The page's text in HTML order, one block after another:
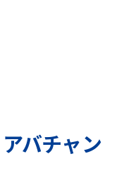
アバチャン